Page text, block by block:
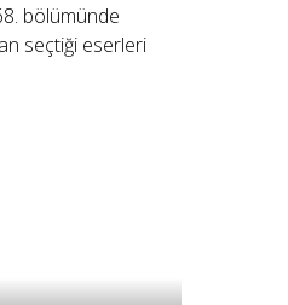
bölümünde
seçtiği eserleri